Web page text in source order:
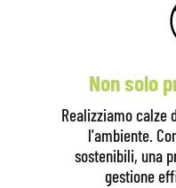
Non solo
Realizziamo calze
l'ambiente.
sostenibili, una
gestione